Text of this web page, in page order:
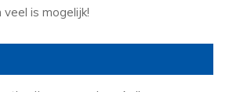
is mogelijk!